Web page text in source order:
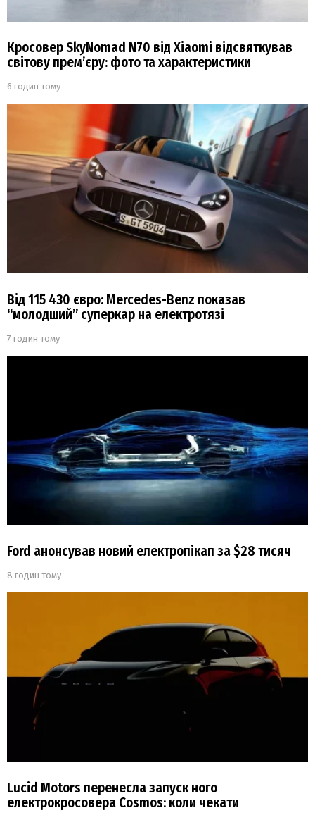
Кросовер SkyNomad N70 від Xiaomi відсвяткував
світову прем’єру: фото та характеристики
6 годин тому
Від 115 430 євро: Mercedes-Benz показав
“молодший” суперкар на електротязі
7 годин тому
Ford анонсував новий електропікап за $28 тисяч
8 годин тому
Lucid Motors перенесла запуск ного
електрокросовера Cosmos: коли чекати